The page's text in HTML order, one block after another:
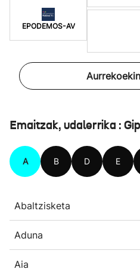
EPODEMOS-AV
Emaitzak, udalerrika :
A B D E
Abaltzisketa
Aduna
Aia